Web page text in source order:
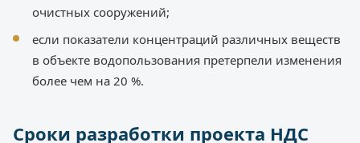
очистных сооружений;
если показатели концентраций различных веществ
в объекте водопользования претерпели изменения
более чем на 20 %.
Сроки разработки проекта НДС